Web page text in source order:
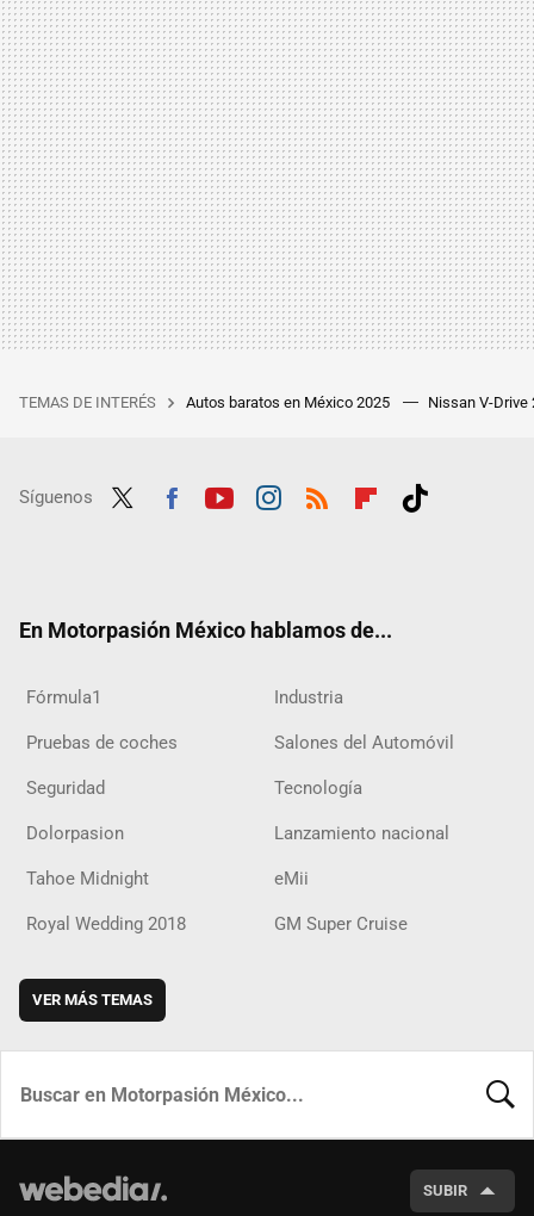
TEMAS DE INTERÉS Autos baratos en México 2025 Nissan V-Drive
Síguenos
En Motorpasión México hablamos de...
Fórmula1 Industria
Pruebas de coches Salones del Automóvil
Seguridad Tecnología
Dolorpasion Lanzamiento nacional
Tahoe Midnight eMii
Royal Wedding 2018 GM Super Cruise
VER MÁS TEMAS
SUBIR